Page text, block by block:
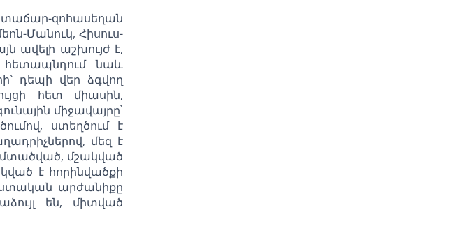
զոհասեղան
Մանուկ, Հիսուս-
ավելի աշխույժ է,
հետապնդում նաև
դեպի վեր ձգվող
հետ միասին,
միջավայրը՝
ստեղծում է
մեզ է
մտածված, մշակված
է հորինվածքի
արժանիքը
են, միտված